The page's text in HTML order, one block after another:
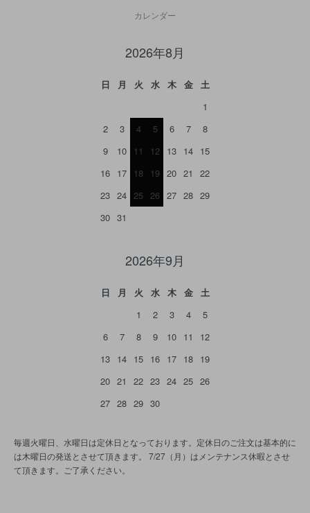
カレンダー
2026年8月
日 月 火 水 木 金
土
1
2
3 4 5 6 7
8
9
10 11 12 13 14 15
16 17 18 19 20 21
22
23 24 25 26 27 28 29
30 31
2026年9月
日 月 火 水 木 金
土
1
2 3 4
5
6
7 8 9 10 11
12
13 14 15 16 17 18 19
20 21 22 23 24 25 26
27 28 29 30
毎週火曜日、水曜日は定休日となっております。定休日のご注文は基本的に
は木曜日の発送とさせて頂きます。 7/27（月）はメンテナンス休暇とさせ
て頂きます。ご了承ください。